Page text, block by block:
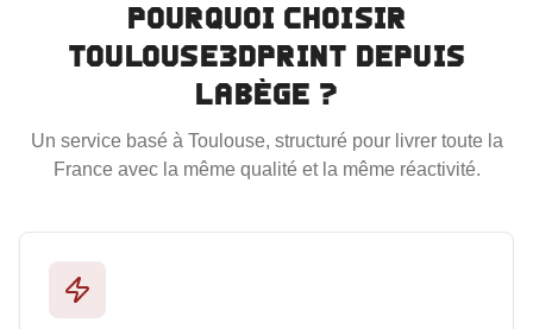
Pourquoi choisir
Toulouse3DPrint depuis
Labège ?
Un service basé à Toulouse, structuré pour livrer toute la
France avec la même qualité et la même réactivité.